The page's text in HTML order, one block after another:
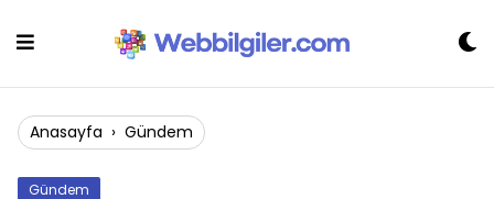
Anasayfa › Gündem
Gündem